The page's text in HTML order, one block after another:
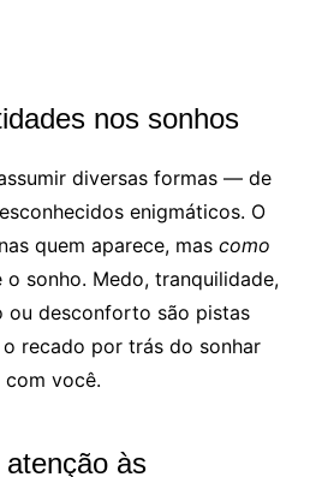
nos sonhos
diversas formas — de
enigmáticos. O
quem aparece, mas como
sonho. Medo, tranquilidade,
ou desconforto são pistas
recado por trás do sonhar
você.
às